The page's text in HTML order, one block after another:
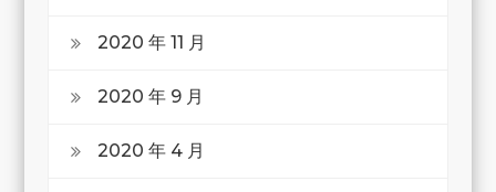
2020 年 11 月
2020 年 9 月
2020 年 4 月